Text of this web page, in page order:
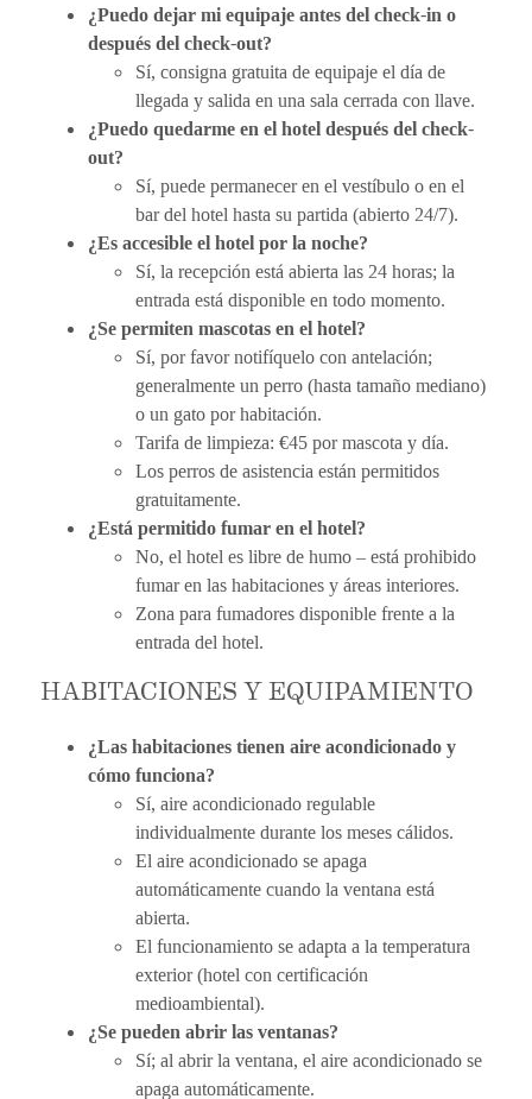
¿Puedo dejar mi equipaje antes del check-in o
después del check-out?
Sí, consigna gratuita de equipaje el día de
llegada y salida en una sala cerrada con llave.
¿Puedo quedarme en el hotel después del check-
out?
Sí, puede permanecer en el vestíbulo o en el
bar del hotel hasta su partida (abierto 24/7).
¿Es accesible el hotel por la noche?
Sí, la recepción está abierta las 24 horas; la
entrada está disponible en todo momento.
¿Se permiten mascotas en el hotel?
Sí, por favor notifíquelo con antelación;
generalmente un perro (hasta tamaño mediano)
o un gato por habitación.
Tarifa de limpieza: €45 por mascota y día.
Los perros de asistencia están permitidos
gratuitamente.
¿Está permitido fumar en el hotel?
No, el hotel es libre de humo – está prohibido
fumar en las habitaciones y áreas interiores.
Zona para fumadores disponible frente a la
entrada del hotel.
HABITACIONES Y EQUIPAMIENTO
¿Las habitaciones tienen aire acondicionado y
cómo funciona?
Sí, aire acondicionado regulable
individualmente durante los meses cálidos.
El aire acondicionado se apaga
automáticamente cuando la ventana está
abierta.
El funcionamiento se adapta a la temperatura
exterior (hotel con certificación
medioambiental).
¿Se pueden abrir las ventanas?
Sí; al abrir la ventana, el aire acondicionado se
apaga automáticamente.